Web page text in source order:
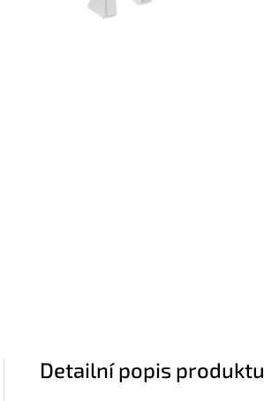
Detailní popis produktu